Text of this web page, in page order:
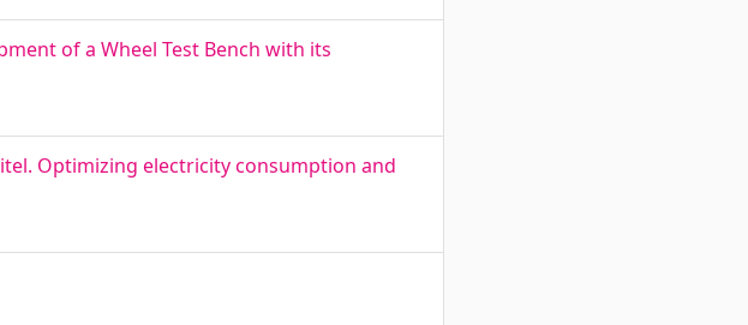
of a Wheel Test Bench with its
Optimizing electricity consumption and